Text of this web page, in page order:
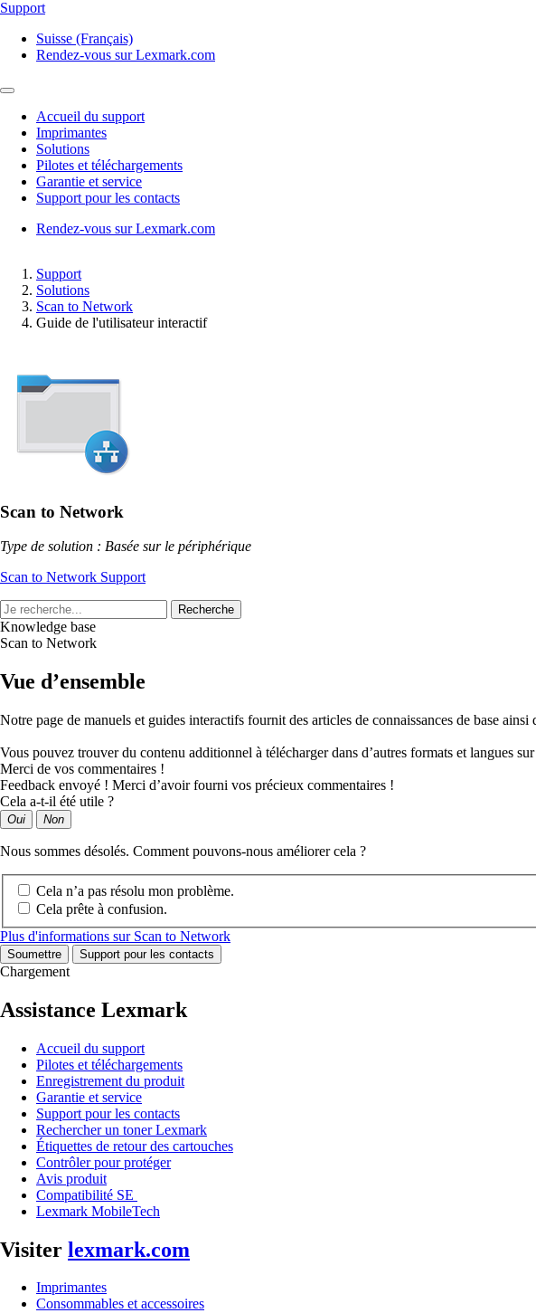
Support
Suisse (Français)
Rendez-vous sur Lexmark.com
Accueil du support
Imprimantes
Solutions
Pilotes et téléchargements
Garantie et service
Support pour les contacts
Rendez-vous sur Lexmark.com
Support
Solutions
Scan to Network
Guide de l'utilisateur interactif
Scan to Network
Type de solution : Basée sur le périphérique
Scan to Network Support
Recherche
Knowledge base
Scan to Network
Vue d’ensemble
Notre page de manuels et guides interactifs fournit des articles de connaissances de base
Vous pouvez trouver du contenu additionnel à télécharger dans d’autres formats et langues
Merci de vos commentaires !
Feedback envoyé ! Merci d’avoir fourni vos précieux commentaires !
Cela a-t-il été utile ?
Oui Non
Nous sommes désolés. Comment pouvons-nous améliorer cela ?
Cela n’a pas résolu mon problème.
Cela prête à confusion.
Plus d'informations sur Scan to Network
Soumettre Support pour les contacts
Chargement
Assistance Lexmark
Accueil du support
Pilotes et téléchargements
Enregistrement du produit
Garantie et service
Support pour les contacts
Rechercher un toner Lexmark
Étiquettes de retour des cartouches
Contrôler pour protéger
Avis produit
Compatibilité SE
Lexmark MobileTech
Visiter lexmark.com
Imprimantes
Consommables et accessoires